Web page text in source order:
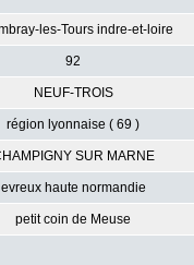
les-Tours indre-et-loire
92
NEUF-TROIS
région lyonnaise ( 69 )
SUR MARNE
evreux haute normandie
petit coin de Meuse